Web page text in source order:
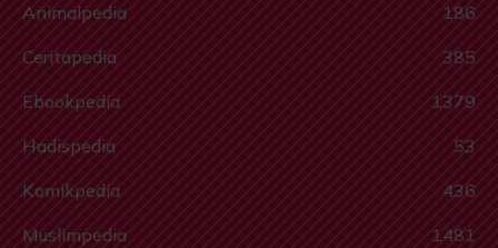
Animalpedia
186
Ceritapedia
385
Ebookpedia
1379
Hadispedia
53
Komikpedia
436
Muslimpedia
1481